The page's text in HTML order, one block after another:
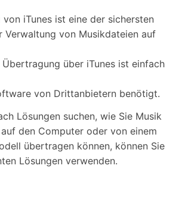
von iTunes ist eine der sichersten
Verwaltung von Musikdateien auf
über iTunes ist einfach
von Drittanbietern benötigt.
Lösungen suchen, wie Sie Musik
den Computer oder von einem
übertragen können, können Sie
Lösungen verwenden.